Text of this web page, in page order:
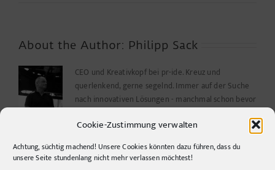
Cookie-Zustimmung verwalten
Achtung, süchtig machend! Unsere Cookies könnten dazu führen, dass du
unsere Seite stundenlang nicht mehr verlassen möchtest!
gleich
About the Author: Philipp Sack
CEO und Kreativkopf bei pr-ide. Kreuz und
querlenkend, gerne segelnd. Immer auf der Suche
nach innovativen Lösungen - manchmal schon bevor
Related Posts